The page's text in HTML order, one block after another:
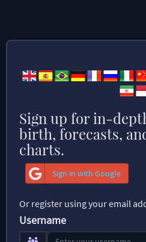
Sign up for in-
birth, forecasts,
charts.
Sign in with Google
Or register using your email
Username